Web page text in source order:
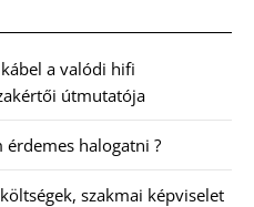
a valódi hifi
útmutatója
halogatni ?
szakmai képviselet